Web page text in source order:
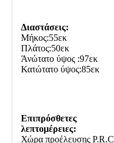
Διαστάσεις:
Μήκος:55εκ
Πλάτος:50εκ
Άνώτατο ύψος :97εκ
Κατώτατο ύψος:85εκ
Επιπρόσθετες
λεπτομέρειες:
Χώρα προέλευσης P.R.C